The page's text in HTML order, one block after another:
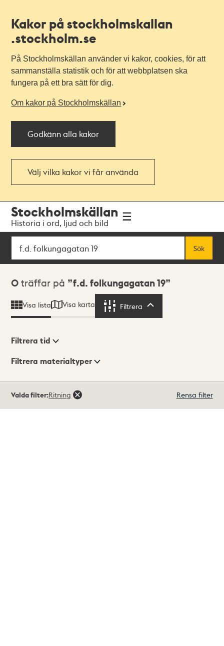
Kakor på stockholmskallan
.stockholm.se
På Stockholmskällan använder vi kakor, cookies, för att
sammanställa statistik och för att webbplatsen ska
fungera på ett bra sätt för dig.
Om kakor på Stockholmskällan
Godkänn alla kakor
Välj vilka kakor vi får använda
navigationen
huvudinnehållet
Stockholmskällan
Historia i ord, ljud och bild
Sök
Sök
Sökresultat
0 träffar på f.d. folkungagatan 19
Visa lista Visa karta Filtrera
Visningsläge
Filtrera tid
Filtrera materialtyper
träffar
Valda filter:Ritning Rensa filter